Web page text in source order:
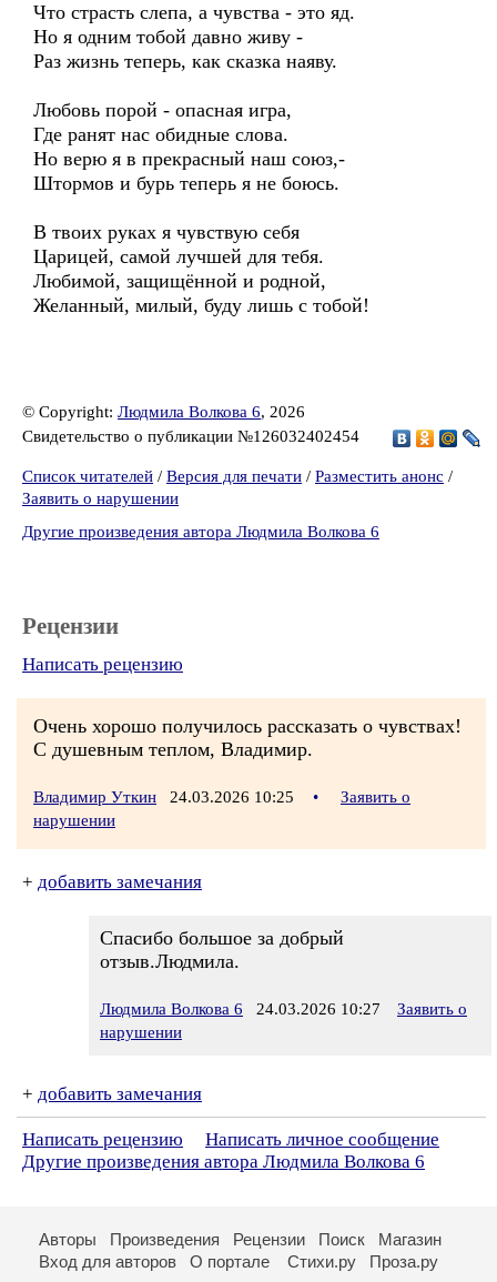
Что страсть слепа, а чувства - это яд.
Но я одним тобой давно живу -
Раз жизнь теперь, как сказка наяву.
Любовь порой - опасная игра,
Где ранят нас обидные слова.
Но верю я в прекрасный наш союз,-
Штормов и бурь теперь я не боюсь.
В твоих руках я чувствую себя
Царицей, самой лучшей для тебя.
Любимой, защищённой и родной,
Желанный, милый, буду лишь с тобой!
© Copyright: Людмила Волкова 6, 2026
Свидетельство о публикации №126032402454
Список читателей / Версия для печати / Разместить анонс /
Заявить о нарушении
Другие произведения автора Людмила Волкова 6
Рецензии
Написать рецензию
Очень хорошо получилось рассказать о чувствах!
С душевным теплом, Владимир.
Владимир Уткин 24.03.2026 10:25 •
Заявить о
нарушении
+ добавить замечания
Спасибо большое за добрый
отзыв.Людмила.
Людмила Волкова 6 24.03.2026 10:27
Заявить о
нарушении
+ добавить замечания
Написать рецензию
Написать личное сообщение
Другие произведения автора Людмила Волкова 6
Авторы Произведения Рецензии Поиск
Магазин
Вход для авторов
О портале Стихи.ру Проза.ру